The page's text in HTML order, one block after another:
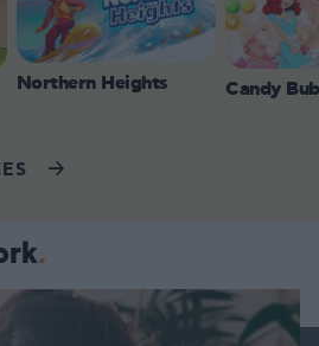
Northern Heights Candy